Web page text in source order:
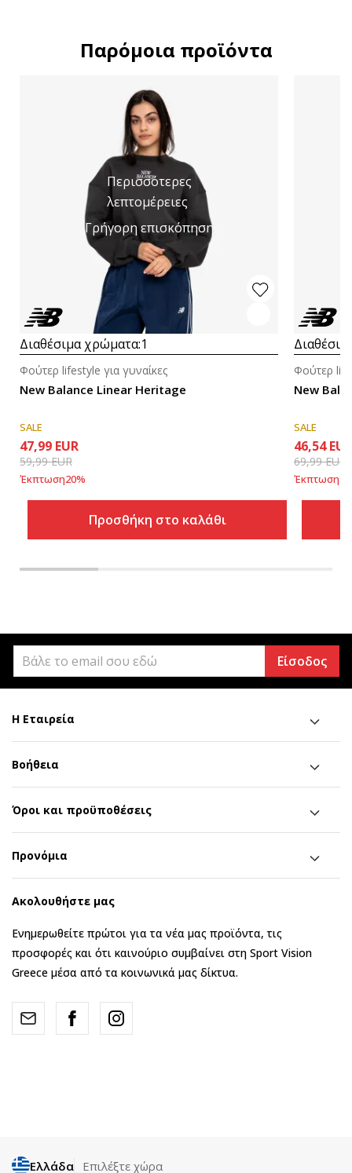
Παρόμοια προϊόντα
Περισσότερες
λεπτομέρειες
Γρήγορη επισκόπηση
Διαθέσιμα χρώματα:1
New Balance Linear Heritage
Φούτερ lifestyle για γυναίκες
SALE
47,99 EUR
59,99EUR
Έκπτωση20%
Προσθήκη στο καλάθι
New
Φούτερ
SALE
46,54 EUR
69,99EUR
Έκπτωση33
Είσοδος
Η Εταιρεία
Βοήθεια
Όροι και προϋποθέσεις
Προνόμια
Ακολουθήστε μας
Ενημερωθείτε πρώτοι για τα νέα μας προϊόντα, τις
προσφορές και ότι καινούριο συμβαίνει στη Sport Vision
Greece μέσα από τα κοινωνικά μας δίκτυα.
Ελλάδα Επιλέξτε χώρα